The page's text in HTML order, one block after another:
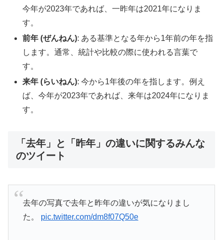
今年が2023年であれば、一昨年は2021年になりま
す。
前年 (ぜんねん): ある基準となる年から1年前の年を指
します。通常、統計や比較の際に使われる言葉で
す。
来年 (らいねん): 今から1年後の年を指します。例え
ば、今年が2023年であれば、来年は2024年になりま
す。
「去年」と「昨年」の違いに関するみんな
のツイート
去年の写真で去年と昨年の違いが気になりまし
た。 pic.twitter.com/dm8f07Q50e